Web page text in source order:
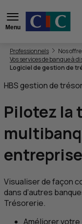
Menu
Vous êtes ici:
Professionnels Nos
Vos services de banque à
Logiciel de gestion de
HBSgestion de
Pilotez la
entreprise
Visualiser de façon
dans d’autres
Trésorerie.
Améliorer